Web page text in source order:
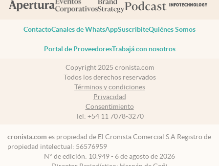
ContactoCanales de WhatsAppSuscribiteQuiénes Somos
Portal de ProveedoresTrabajá con nosotros
Copyright 2025 cronista.com
Todos los derechos reservados
Términos y condiciones
Privacidad
Consentimiento
Tel: +54 11 7078-3270
cronista.com es propiedad de El Cronista Comercial S.A Registro de
propiedad intelectual: 56576959
N° de edición: 10.949 - 6 de agosto de 2026